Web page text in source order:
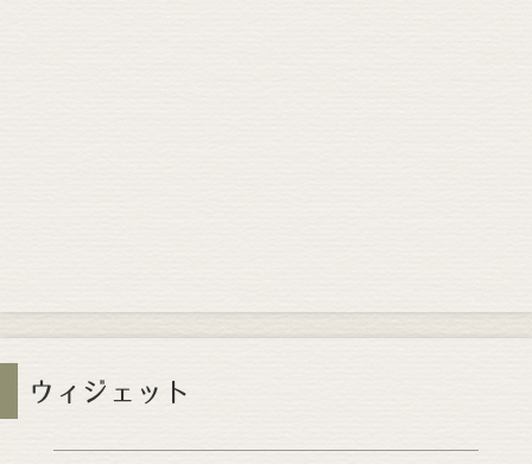
ウィジェット